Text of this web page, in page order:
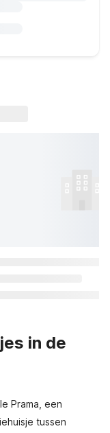
in de
Prama, een
tussen